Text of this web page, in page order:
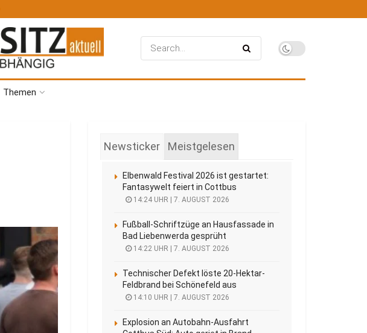
Themen
Newsticker Meistgelesen
Elbenwald Festival 2026 ist gestartet:
Fantasywelt feiert in Cottbus
14:24 UHR | 7. AUGUST 2026
Fußball-Schriftzüge an Hausfassade in
Bad Liebenwerda gesprüht
14:22 UHR | 7. AUGUST 2026
Technischer Defekt löste 20-Hektar-
Feldbrand bei Schönefeld aus
14:10 UHR | 7. AUGUST 2026
Explosion an Autobahn-Ausfahrt